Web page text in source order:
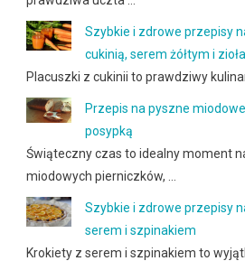
Szybkie i zdrowe przepisy
cukinią, serem żółtym i
Placuszki z cukinii to prawdziwy
Przepis na pyszne
posypką
Świąteczny czas to idealny moment
miodowych pierniczków, …
Szybkie i zdrowe przepisy
serem i szpinakiem
Krokiety z serem i szpinakiem to